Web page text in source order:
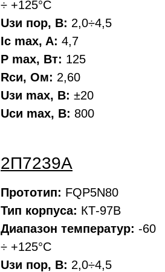
÷ +125°С
Uзи пор, В: 2,0÷4,5
Ic max, A: 4,7
P max, Вт: 125
Rси, Oм: 2,60
Uзи max, В: ±20
Uси max, В: 800
2П7239А
Прототип: FQP5N80
Тип корпуса: КТ-97В
Диапазон температур: -60
÷ +125°С
Uзи пор, В: 2,0÷4,5